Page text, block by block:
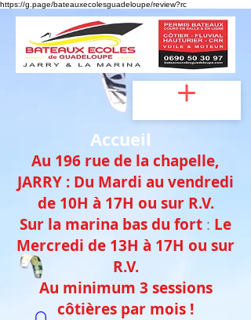
https://g.page/bateauxecolesguadeloupe/review?rc
Accueil
Au 196 rue de la chapelle,
JARRY : Du Mardi au vendredi
de 10H à 17H ou sur R.V.
Sur la marina bas du fort : Le
Mercredi de 13H à 17H ou sur
R.V.
Au minimum 3 sessions
côtières par mois !